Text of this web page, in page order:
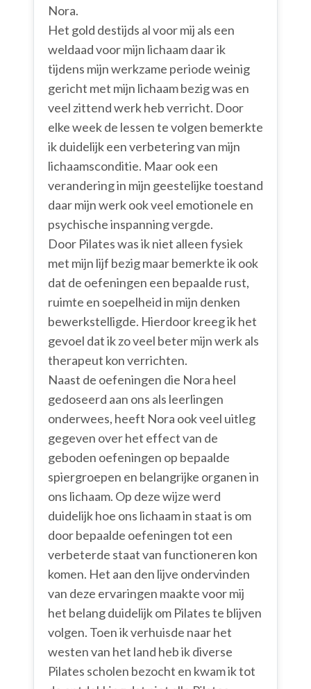
Nora.
Het gold destijds al voor mij als een
weldaad voor mijn lichaam daar ik
tijdens mijn werkzame periode weinig
gericht met mijn lichaam bezig was en
veel zittend werk heb verricht. Door
elke week de lessen te volgen bemerkte
ik duidelijk een verbetering van mijn
lichaamsconditie. Maar ook een
verandering in mijn geestelijke toestand
daar mijn werk ook veel emotionele en
psychische inspanning vergde.
Door Pilates was ik niet alleen fysiek
met mijn lijf bezig maar bemerkte ik ook
dat de oefeningen een bepaalde rust,
ruimte en soepelheid in mijn denken
bewerkstelligde. Hierdoor kreeg ik het
gevoel dat ik zo veel beter mijn werk als
therapeut kon verrichten.
Naast de oefeningen die Nora heel
gedoseerd aan ons als leerlingen
onderwees, heeft Nora ook veel uitleg
gegeven over het effect van de
geboden oefeningen op bepaalde
spiergroepen en belangrijke organen in
ons lichaam. Op deze wijze werd
duidelijk hoe ons lichaam in staat is om
door bepaalde oefeningen tot een
verbeterde staat van functioneren kon
komen. Het aan den lijve ondervinden
van deze ervaringen maakte voor mij
het belang duidelijk om Pilates te blijven
volgen. Toen ik verhuisde naar het
westen van het land heb ik diverse
Pilates scholen bezocht en kwam ik tot